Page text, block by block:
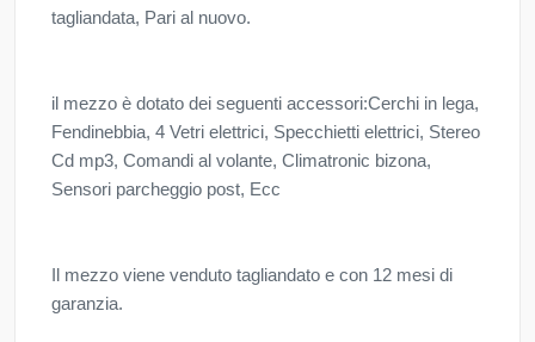
tagliandata, Pari al nuovo.
il mezzo è dotato dei seguenti accessori:Cerchi in lega,
Fendinebbia, 4 Vetri elettrici, Specchietti elettrici, Stereo
Cd mp3, Comandi al volante, Climatronic bizona,
Sensori parcheggio post, Ecc
Il mezzo viene venduto tagliandato e con 12 mesi di
garanzia.